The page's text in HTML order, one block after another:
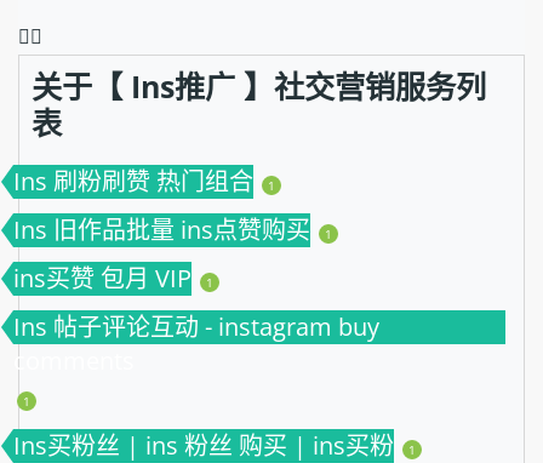
❤️‍🔥
关于【 Ins推广 】社交营销服务列
表
Ins 刷粉刷赞 热门组合 1
Ins 旧作品批量 ins点赞购买 1
ins买赞 包月 VIP 1
Ins 帖子评论互动 - instagram buy
comments
1
Ins买粉丝 | ins 粉丝 购买 | ins买粉 1